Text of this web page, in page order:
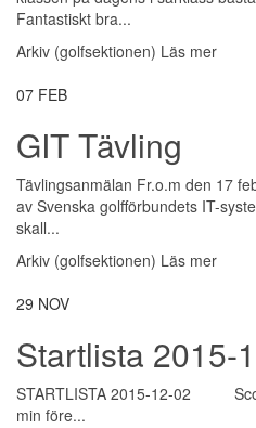
Fantastiskt bra...
Arkiv (golfsektionen) Läs mer
07 FEB
GIT Tävling
Tävlingsanmälan Fr.o.m den 17
av Svenska golfförbundets IT-
skall...
Arkiv (golfsektionen) Läs mer
29 NOV
Startlista 2015-
STARTLISTA 2015-12-02
min före...